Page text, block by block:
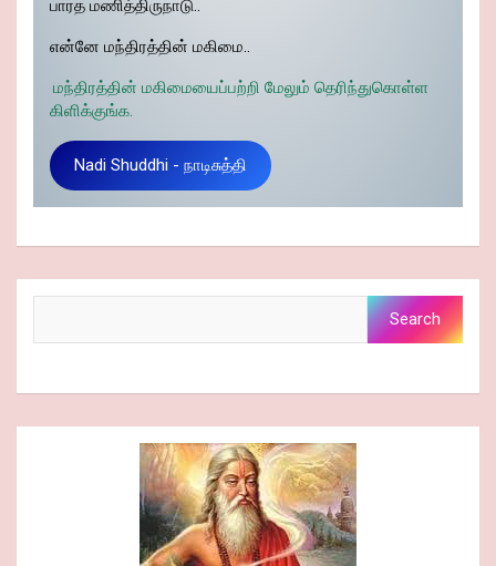
பாரத மணித்திருநாடு..
என்னே மந்திரத்தின் மகிமை..
மந்திரத்தின் மகிமையைப்பற்றி மேலும் தெரிந்துகொள்ள
கிளிக்குங்க.
Nadi Shuddhi - நாடிசுத்தி
Search